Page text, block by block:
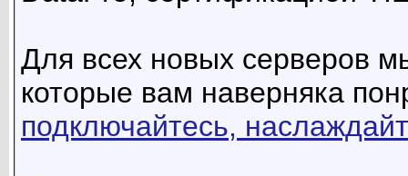
Для всех новых серверов
которые вам наверняка
подключайтесь,